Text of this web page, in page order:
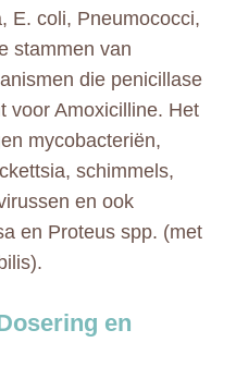
E. coli, Pneumococci,
stammen van
die penicillase
voor Amoxicilline. Het
mycobacteriën,
schimmels,
en ook
en Proteus spp. (met
en